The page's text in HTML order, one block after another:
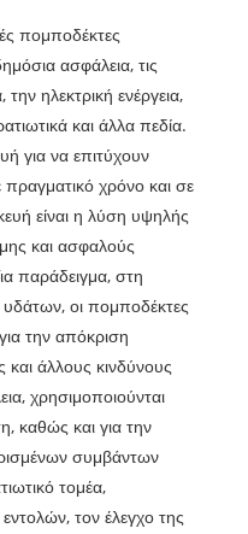
πομποδέκτες
ασφάλεια, τις
ηλεκτρική ενέργεια,
και άλλα πεδία.
για να επιτύχουν
χρόνο και σε
είναι η λύση υψηλής
και ασφαλούς
παράδειγμα, στη
οι πομποδέκτες
την απόκριση
άλλους κινδύνους
χρησιμοποιούνται
καθώς και για την
συμβάντων
τομέα,
τον έλεγχο της